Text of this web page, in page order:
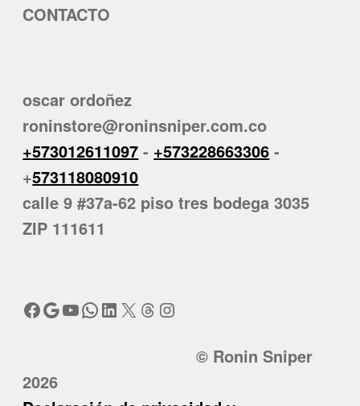
CONTACTO
oscar ordoñez
roninstore@roninsniper.com.co
+573012611097 - +573228663306 -
+573118080910
calle 9 #37a-62 piso tres bodega 3035
ZIP 111611
Facebook
Google
YouTube
WhatsApp
LinkedIn
X Threads
Instagram
© Ronin Sniper
2026